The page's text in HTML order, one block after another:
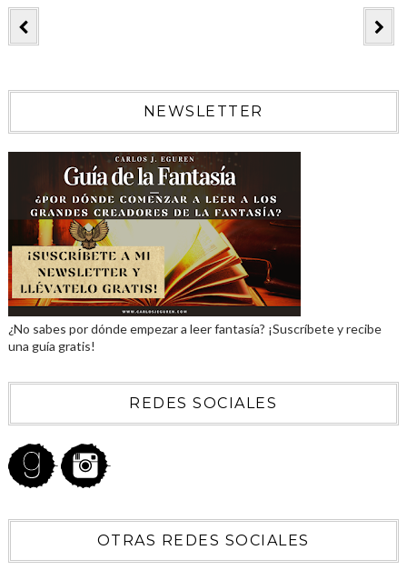
NEWSLETTER
¿No sabes por dónde empezar a leer fantasía? ¡Suscríbete y recibe
una guía gratis!
REDES SOCIALES
OTRAS REDES SOCIALES